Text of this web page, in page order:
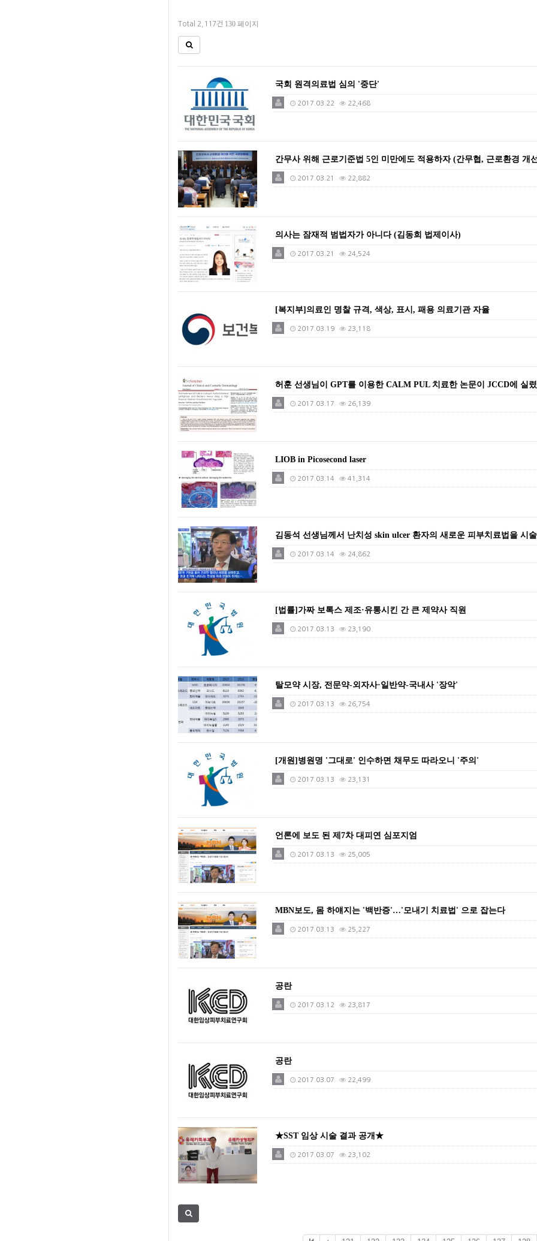
Total 2,117건 130 페이지
국회 원격의료법 심의 '중단'
2017.03.22 22,468
간무사 위해 근로기준법 5인 미만에도 적용하자 (간무협, 근로환경 개
2017.03.21 22,882
의사는 잠재적 범법자가 아니다 (김동희 법제이사)
2017.03.21 24,524
[복지부]의료인 명찰 규격, 색상, 표시, 패용 의료기관 자율
2017.03.19 23,118
허훈 선생님이 GPT를 이용한 CALM PUL 치료한 논문이 JCCD에 실
2017.03.17 26,139
LIOB in Picosecond laser
2017.03.14 41,314
김동석 선생님께서 난치성 skin ulcer 환자의 새로운 피부치료법을 시
2017.03.14 24,862
[법률]가짜 보톡스 제조·유통시킨 간 큰 제약사 직원
2017.03.13 23,190
탈모약 시장, 전문약-외자사·일반약-국내사 '장악'
2017.03.13 26,754
[개원]병원명 '그대로' 인수하면 채무도 따라오니 '주의'
2017.03.13 23,131
언론에 보도 된 제7차 대피연 심포지엄
2017.03.13 25,005
MBN보도, 몸 하얘지는 '백반증'…'모내기 치료법' 으로 잡는다
2017.03.13 25,227
공란
2017.03.12 23,817
공란
2017.03.07 22,499
★SST 임상 시술 결과 공개★
2017.03.07 23,102